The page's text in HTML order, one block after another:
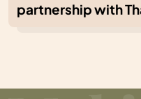
partnership with